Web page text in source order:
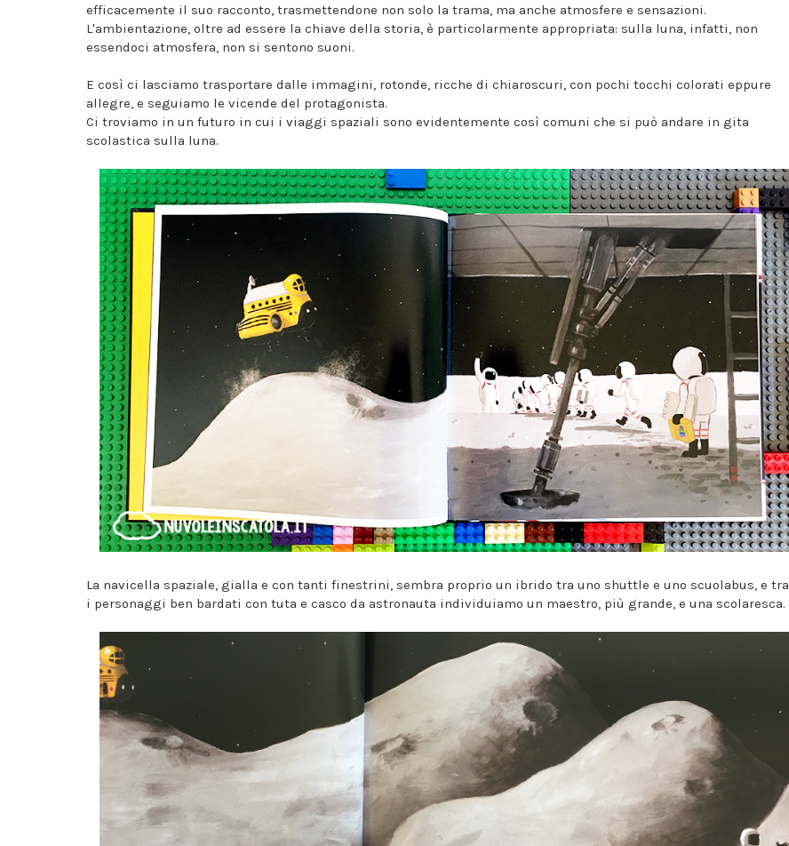
efficacemente il suo racconto, trasmettendone non solo la trama, ma anche atmosfere e sensazioni.
L'ambientazione, oltre ad essere la chiave della storia, è particolarmente appropriata: sulla luna, infatti, non
essendoci atmosfera, non si sentono suoni.
E così ci lasciamo trasportare dalle immagini, rotonde, ricche di chiaroscuri, con pochi tocchi colorati eppure
allegre, e seguiamo le vicende del protagonista.
Ci troviamo in un futuro in cui i viaggi spaziali sono evidentemente così comuni che si può andare in gita
scolastica sulla luna.
La navicella spaziale, gialla e con tanti finestrini, sembra proprio un ibrido tra uno shuttle e uno scuolabus, e tra
i personaggi ben bardati con tuta e casco da astronauta individuiamo un maestro, più grande, e una scolaresca.